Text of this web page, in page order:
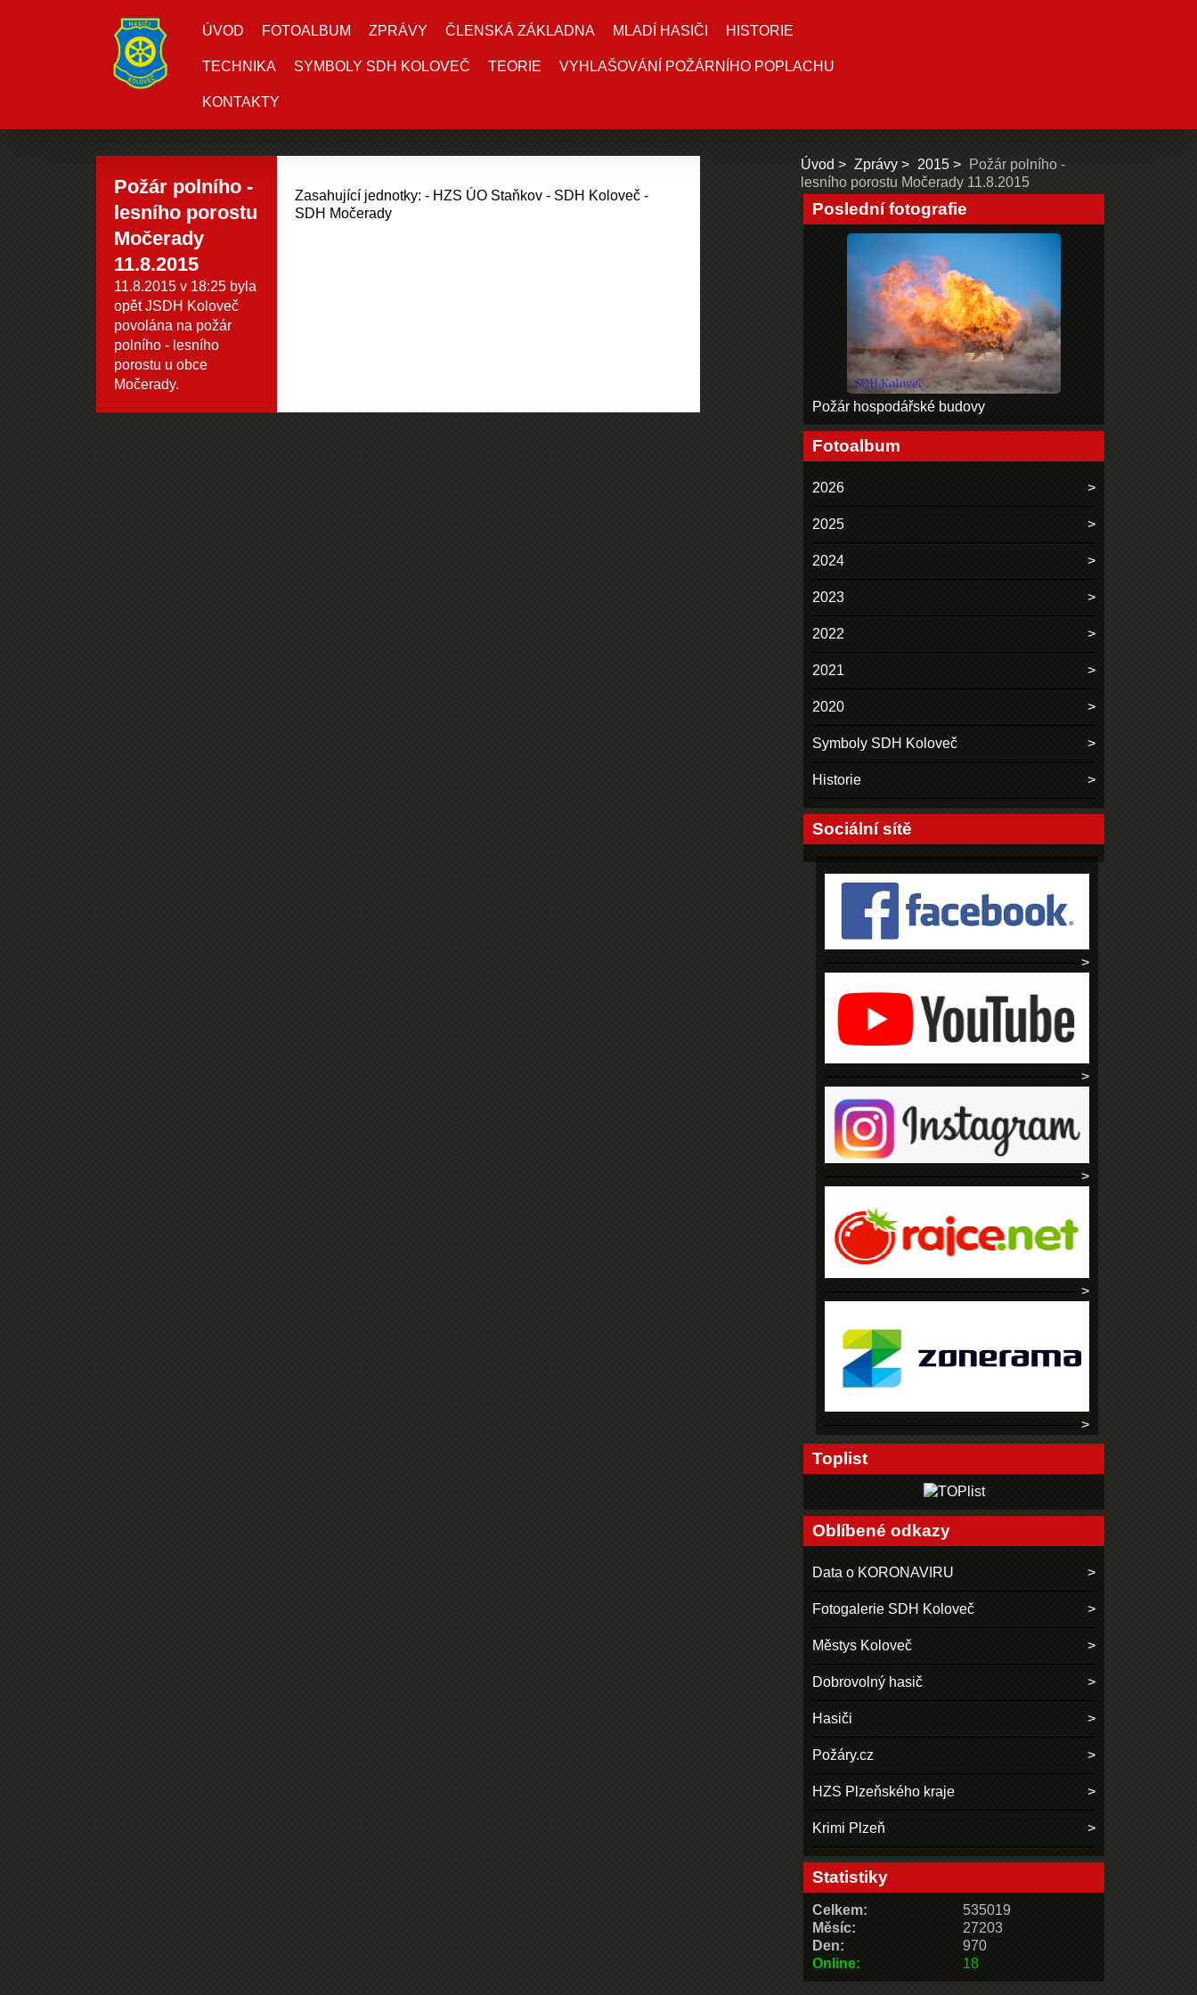
ÚVOD FOTOALBUM ZPRÁVY ČLENSKÁ ZÁKLADNA MLADÍ HASIČI HISTORIE
TECHNIKA SYMBOLY SDH KOLOVEČ TEORIE VYHLAŠOVÁNÍ POŽÁRNÍHO POPLACHU
KONTAKTY
Požár polního -
lesního porostu
Močerady
11.8.2015
11.8.2015 v 18:25 byla
opět JSDH Koloveč
povolána na požár
polního - lesního
porostu u obce
Močerady.
Zasahující jednotky: - HZS ÚO Staňkov - SDH Koloveč -
SDH Močerady
Úvod Zprávy 2015
Požár polního -
lesního porostu Močerady 11.8.2015
Poslední fotografie
Požár hospodářské budovy
Fotoalbum
2026
2025
2024
2023
2022
2021
2020
Symboly SDH Koloveč
Historie
Sociální sítě
Toplist
Oblíbené odkazy
Data o KORONAVIRU
Fotogalerie SDH Koloveč
Městys Koloveč
Dobrovolný hasič
Hasiči
Požáry.cz
HZS Plzeňského kraje
Krimi Plzeň
Statistiky
Online: 18
Celkem:
535019
Měsíc:
27203
Den:
970